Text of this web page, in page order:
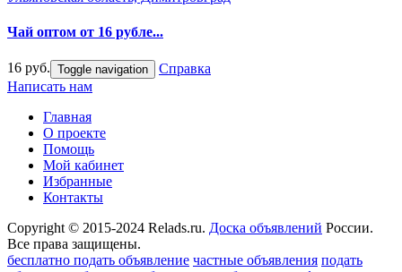
Чай оптом от 16 рубле...
16 руб. Toggle navigation
Справка
Написать нам
Главная
О проекте
Помощь
Мой кабинет
Избранные
Контакты
Copyright © 2015-2024 Relads.ru. Доска объявлений России.
Все права защищены.
бесплатно подать объявление частные объявления подать